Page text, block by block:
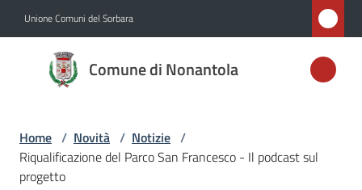
Unione Comuni del Sorbara
Comune di Nonantola
Comune di
Nonantola
Amministrazione
Home / Novità / Notizie /
Riqualificazione del Parco San Francesco - Il podcast sul
progetto